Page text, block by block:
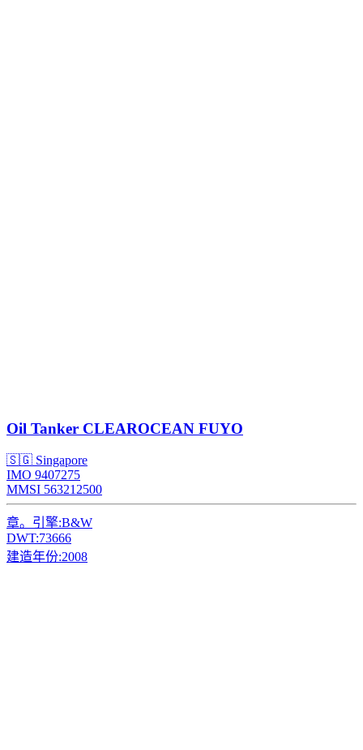
Oil Tanker CLEAROCEAN FUYO
🇸🇬 Singapore
IMO 9407275
MMSI 563212500
章。引擎:B&W
DWT:73666
建造年份:2008